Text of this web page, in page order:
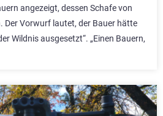
angezeigt, dessen Schafe von
Der Vorwurf lautet, der Bauer hätte
Wildnis ausgesetzt“. „Einen Bauern,